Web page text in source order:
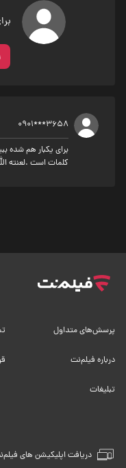
0901***3658
برای یکبار هم شده
کلمات است .لعنته
دریافت اپلیکیشن های
پرسش‌های متداول
درباره فیلم‌نت
تبلیغات